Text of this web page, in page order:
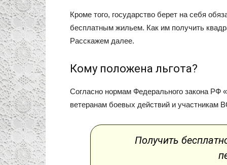
Кроме того, государство берет на себя
бесплатным жильем. Как им получить
Расскажем далее.
Кому положена льгота?
Согласно нормам Федерального закона РФ
ветеранам боевых действий и
Получить